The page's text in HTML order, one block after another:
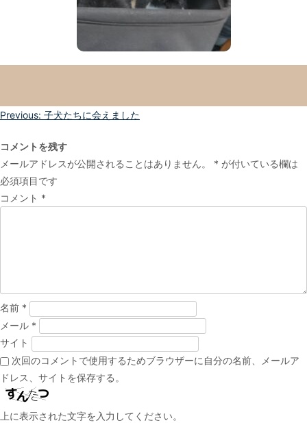
投
ナ
ビ
ゲ
ー
Previous: 子犬たちに会えました
コメントを残す
メールアドレスが公開されることはありません。
* が付いている欄は
必須項目です
コメント *
名前 *
メール *
サイト
次回のコメントで使用するためブラウザーに自分の名前、メールア
ドレス、サイトを保存する。
上に表示された文字を入力してください。